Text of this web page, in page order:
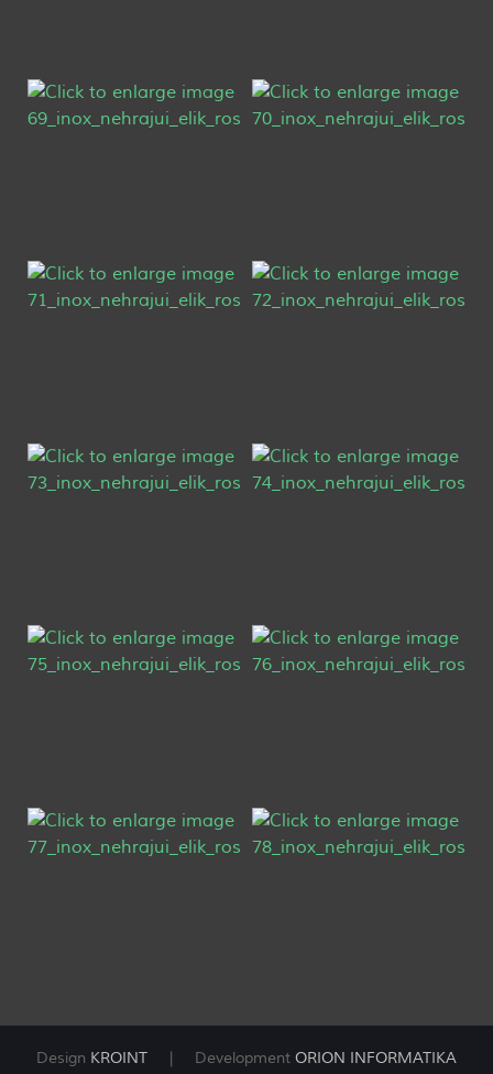
Design KROINT | Development ORION INFORMATIKA